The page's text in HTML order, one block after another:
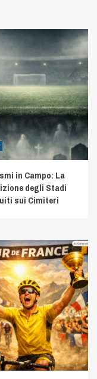
in Campo: La
degli Stadi
sui Cimiteri